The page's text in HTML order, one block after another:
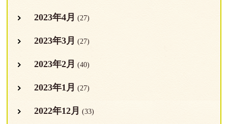
2023年4月 (27)
2023年3月 (27)
2023年2月 (40)
2023年1月 (27)
2022年12月 (33)